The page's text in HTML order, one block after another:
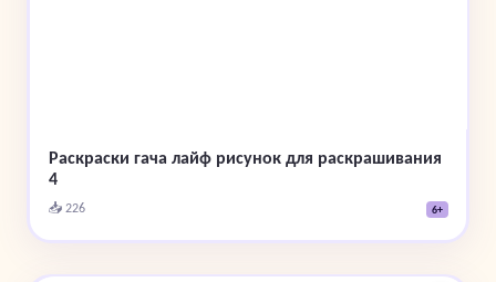
Раскраски гача лайф рисунок для раскрашивания
4
📥 226 6+